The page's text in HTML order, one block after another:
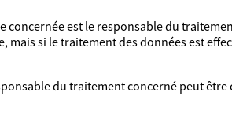
concernée est le responsable du
si le traitement des données est
du traitement concerné peut